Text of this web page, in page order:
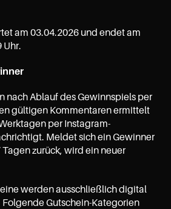
am 03.04.2026 und endet am
Uhr.
nach Ablauf des Gewinnspiels per
gültigen Kommentaren ermittelt
per Instagram-
Meldet sich ein Gewinner
zurück, wird ein neuer
werden ausschließlich digital
Folgende Gutschein-Kategorien